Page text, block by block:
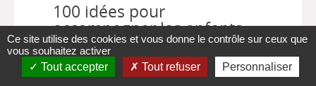
100 idées pour
accompagner les enfants
déficients intellectuels :
Changer le regard sur ces
enfants et les aider à
Ce site utilise des cookies et vous donne le contrôle sur ceux que
vous souhaitez activer
Tout accepter
Tout refuser Personnaliser